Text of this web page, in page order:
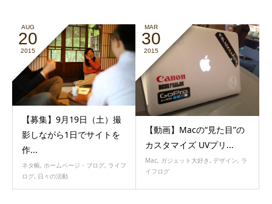
AUG
20
2015
【募集】9月19日（土）撮
影しながら1日でサイトを
作...
ネタ帳, ホームページ・ブログ, ライフ
ログ, 日々の活動
MAR
30
2015
【動画】Macの“見た目”の
カスタマイズ UVプリ...
Mac, ガジェット大好き, デザイン, ラ
イフログ